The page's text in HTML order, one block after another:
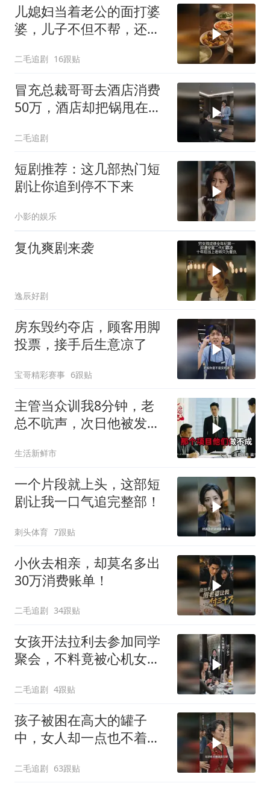
儿媳妇当着老公的面打婆
婆，儿子不但不帮，还助
二毛追剧 16跟贴
冒充总裁哥哥去酒店消费
50万，酒店却把锅甩在总
二毛追剧
短剧推荐：这几部热门短
剧让你追到停不下来
小影的娱乐
复仇爽剧来袭
逸辰好剧
房东毁约夺店，顾客用脚
投票，接手后生意凉了
宝哥精彩赛事 6跟贴
主管当众训我8分钟，老
总不吭声，次日他被发配
生活新鲜市
一个片段就上头，这部短
剧让我一口气追完整部！
刺头体育 7跟贴
小伙去相亲，却莫名多出
30万消费账单！
二毛追剧 34跟贴
女孩开法拉利去参加同学
聚会，不料竟被心机女冒
二毛追剧 4跟贴
孩子被困在高大的罐子
中，女人却一点也不着
二毛追剧 63跟贴